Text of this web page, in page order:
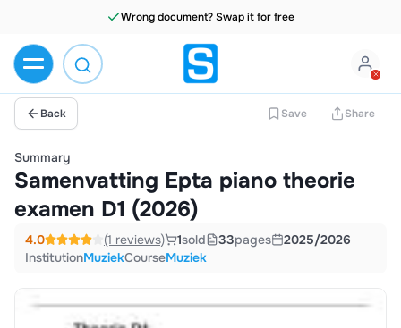
Wrong document? Swap it for free
Back Save Share
Summary
Samenvatting Epta piano theorie
examen D1 (2026)
4.0 (1 reviews) 1sold 33pages
2025/2026
InstitutionMuziekCourseMuziek